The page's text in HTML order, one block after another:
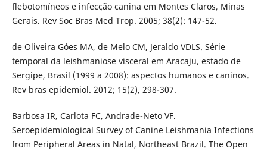
flebotomíneos e infecção canina em Montes Claros, Minas
Gerais. Rev Soc Bras Med Trop. 2005; 38(2): 147-52.
de Oliveira Góes MA, de Melo CM, Jeraldo VDLS. Série
temporal da leishmaniose visceral em Aracaju, estado de
Sergipe, Brasil (1999 a 2008): aspectos humanos e caninos.
Rev bras epidemiol. 2012; 15(2), 298-307.
Barbosa IR, Carlota FC, Andrade-Neto VF.
Seroepidemiological Survey of Canine Leishmania Infections
from Peripheral Areas in Natal, Northeast Brazil. The Open